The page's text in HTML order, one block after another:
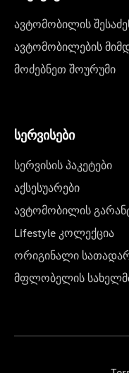
ავტომობილის
ავტომობილების
მოძებნეთ შოურუმი
სერვისები
სერვისის პაკეტები
აქსესუარები
ავტომობილის
Lifestyle კოლექცია
ორიგინალი
მფლობელის